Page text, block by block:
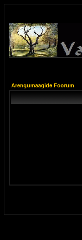
Arengumaagide Foorum